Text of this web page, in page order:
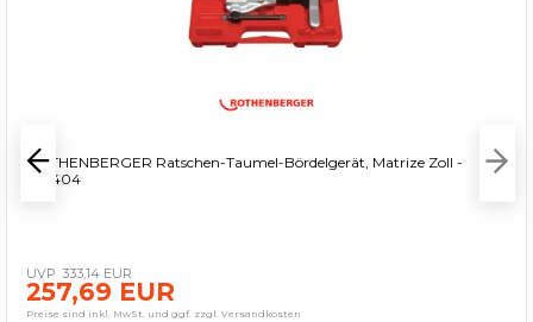
ROTHENBERGER Ratschen-Taumel-Bördelgerät, Matrize Zoll -
222404
333,14 EUR
257,69 EUR
Preise sind inkl. MwSt. und ggf. zzgl. Versandkosten